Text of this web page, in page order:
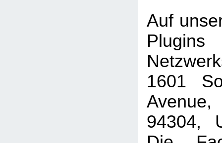
Auf
Plugins
1601
94304,